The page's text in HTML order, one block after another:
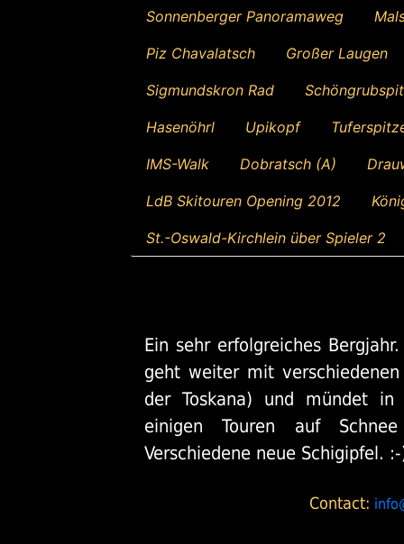
Sonnenberger Panoramaweg
Piz Chavalatsch Großer Laugen
Sigmundskron Rad
Hasenöhrl Upikopf
IMS-Walk Dobratsch (A)
LdB Skitouren Opening 2012
St.-Oswald-Kirchlein über Spieler 2
Ein sehr erfolgreiches
geht weiter mit
der Toskana) und mündet
einigen Touren auf
Verschiedene neue Schigipfel.
Contact: